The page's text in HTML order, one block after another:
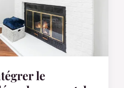
le